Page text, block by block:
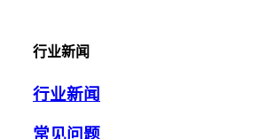
行业新闻
行业新闻
常见问题